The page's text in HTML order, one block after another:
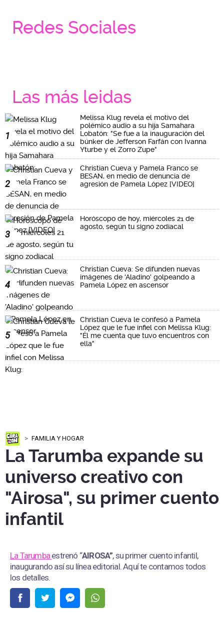
Redes Sociales
Las más leidas
1
Melissa Klug revela el motivo del
polémico audio a su hija Samahara
Lobatón: "Se fue a la inauguración del
búnker de Jefferson Farfán con Ivanna
Yturbe y el Zorro Zupe"
2
Christian Cueva y Pamela Franco se
BESAN, en medio de denuncia de
agresión de Pamela López [VIDEO]
3
Horóscopo de hoy, miércoles 21 de
agosto, según tu signo zodiacal
4
Christian Cueva: Se difunden nuevas
imágenes de 'Aladino' golpeando a
Pamela López en ascensor
5
Christian Cueva le confesó a Pamela
López que le fue infiel con Melissa Klug:
"Él me cuenta que tuvo encuentros con
ella"
FAMILIA Y HOGAR
La Tarumba expande su
universo creativo con
"Airosa", su primer cuento
infantil
La Tarumba estrenó “AIROSA”, su primer cuento infantil,
inaugurando así su línea editorial. Aquí te contamos todos
los detalles.